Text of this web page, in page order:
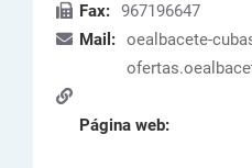
Fax: 967196647
Mail: oealbacete-
Página web: